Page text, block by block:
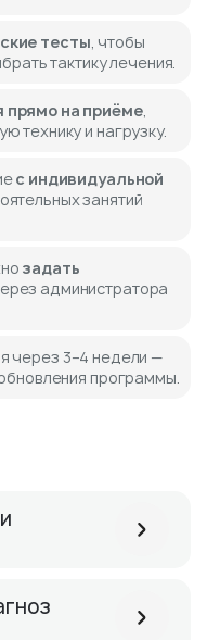
тесты, чтобы
тактику лечения.
прямо на приёме,
технику и нагрузку.
с индивидуальной
занятий
задать
администратора
через 3–4 недели —
программы.